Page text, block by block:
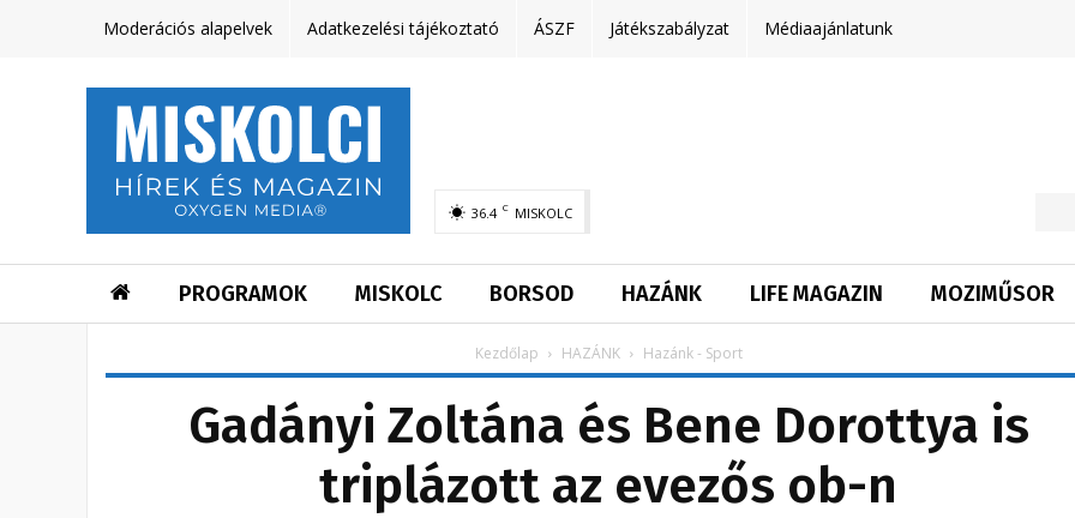
Moderációs alapelvek Adatkezelési tájékoztató ÁSZF Játékszabályzat Médiaajánlatunk
36.4 C MISKOLC
PROGRAMOK MISKOLC BORSOD HAZÁNK LIFE MAGAZIN MOZIMŰSOR
Kezdőlap HAZÁNK Hazánk - Sport
Gadányi Zoltána és Bene Dorottya is
triplázott az evezős ob-n